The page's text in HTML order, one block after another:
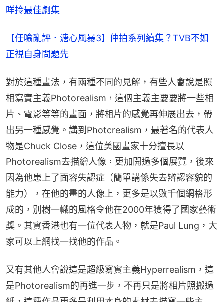
咩拎最佳劇集
【任噏亂評．溏心風暴3】仲拍系列續集？TVB不如
正視自身問題先
對於這種畫法，有兩種不同的見解，有些人會說是照
相寫實主義Photorealism，這個主義主要要將一些相
片、電影等等的畫面，將相片的感覺再伸展出去，帶
出另一種感覺。講到Photorealism，最著名的代表人
物是Chuck Close，這位美國畫家十分擅長以
Photorealism去描繪人像，更加開過多個展覽，後來
因為他患上了面容失認症（簡單講係失去辨認容貌的
能力），在他的畫的人像上，更多是以數千個網格形
成的，別樹一幟的風格令他在2000年獲得了國家藝術
獎。其實香港也有一位代表人物，就是Paul Lung，大
家可以上網找一找他的作品。
又有其他人會說這是超級寫實主義Hyperrealism，這
是Photorealism的再進一步，不再只是將相片照搬過